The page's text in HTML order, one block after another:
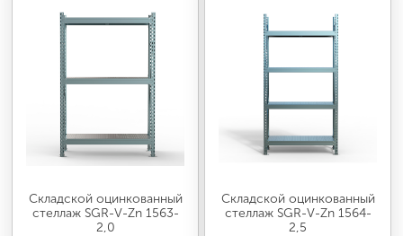
Складской оцинкованный
стеллаж SGR-V-Zn 1563-
2,0
Складской оцинкованный
стеллаж SGR-V-Zn 1564-
2,5